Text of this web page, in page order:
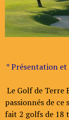
* Présentation
Le Golf de Terre
passionnés de ce
fait 2 golfs de 18